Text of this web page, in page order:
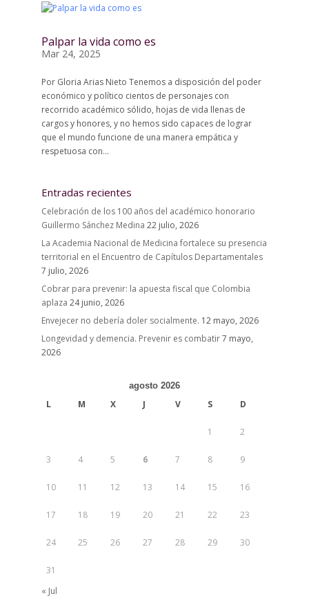
Palpar la vida como es
Mar 24, 2025
Por Gloria Arias Nieto Tenemos a disposición del poder
económico y político cientos de personajes con
recorrido académico sólido, hojas de vida llenas de
cargos y honores, y no hemos sido capaces de lograr
que el mundo funcione de una manera empática y
respetuosa con...
Entradas recientes
Celebración de los 100 años del académico honorario
Guillermo Sánchez Medina 22 julio, 2026
La Academia Nacional de Medicina fortalece su presencia
territorial en el Encuentro de Capítulos Departamentales
7 julio, 2026
Cobrar para prevenir: la apuesta fiscal que Colombia
aplaza 24 junio, 2026
Envejecer no debería doler socialmente. 12 mayo, 2026
Longevidad y demencia. Prevenir es combatir7 mayo,
2026
agosto 2026
L M X J V S D
1 2
3 4 5 6 7 8 9
10 11 12 13 14 15 16
17 18 19 20 21 22 23
24 25 26 27 28 29 30
31
« Jul